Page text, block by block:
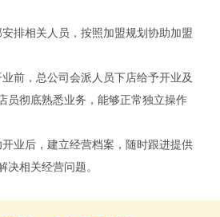
相关人员，按照加盟规划协助加盟
，总公司会派人员下店给予开业及
员彻底熟悉业务，能够正常独立操作
后，建立经营档案，随时跟进提供
决相关经营问题。